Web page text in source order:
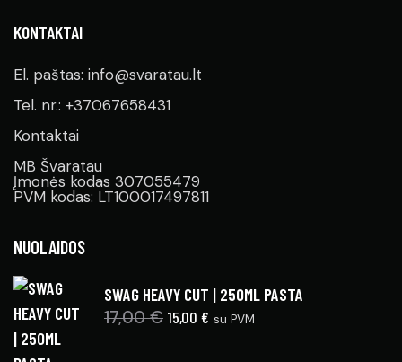
KONTAKTAI
El. paštas: info@svaratau.lt
Tel. nr.: +37067658431
Kontaktai
MB Švaratau
Įmonės kodas 307055479
PVM kodas: LT100017497811
NUOLAIDOS
SWAG HEAVY CUT | 250ML PASTA
17,00€ 15,00 € su PVM